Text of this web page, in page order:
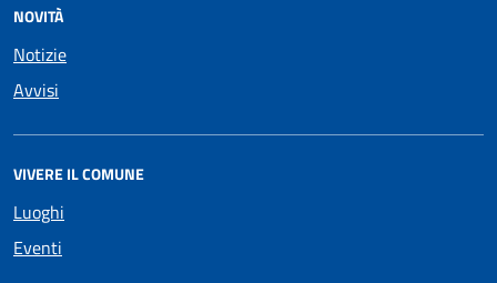
NOVITÀ
Notizie
Avvisi
VIVERE IL COMUNE
Luoghi
Eventi